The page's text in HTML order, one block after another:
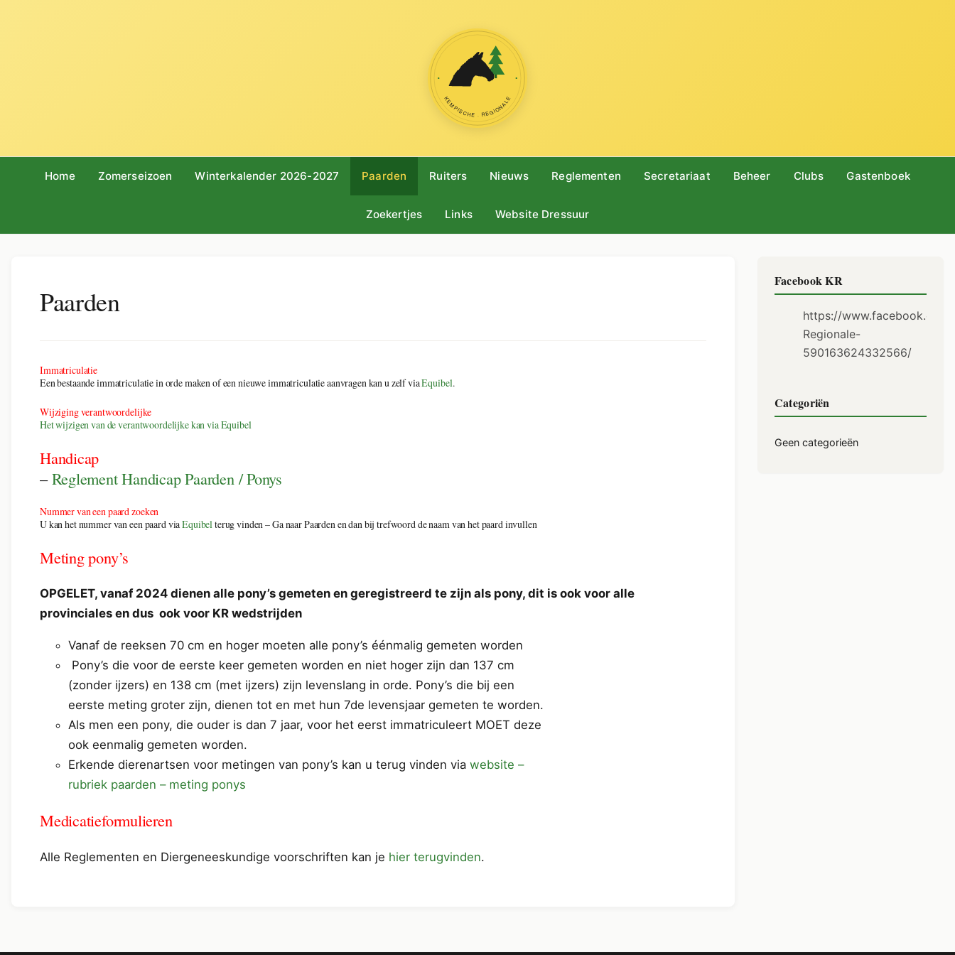
Home Zomerseizoen Winterkalender 2026-2027 Paarden Ruiters Nieuws Reglementen Secretariaat Beheer Clubs Gastenboek
Zoekertjes Links Website Dressuur
Paarden
Immatriculatie
Een bestaande immatriculatie in orde maken of een nieuwe immatriculatie aanvragen kan u zelf viaEquibel.
Wijziging verantwoordelijke
Het wijzigen van de verantwoordelijke kan via Equibel
Handicap
–Reglement Handicap Paarden / Ponys
Nummer van een paard zoeken
U kan het nummer van een paard viaEquibel terug vinden – Ga naar Paarden en dan bij trefwoord de naam van het paard invullen
Meting pony’s
OPGELET, vanaf 2024 dienen alle pony’s gemeten en geregistreerd te zijn als pony, dit is ook voor alle
provinciales en dus ook voor KR wedstrijden
Vanaf de reeksen 70 cm en hoger moeten alle pony’s éénmalig gemeten worden
Pony’s die voor de eerste keer gemeten worden en niet hoger zijn dan 137 cm
(zonder ijzers) en 138 cm (met ijzers) zijn levenslang in orde. Pony’s die bij een
eerste meting groter zijn, dienen tot en met hun 7de levensjaar gemeten te worden.
Als men een pony, die ouder is dan 7 jaar, voor het eerst immatriculeert MOET deze
ook eenmalig gemeten worden.
Erkende dierenartsen voor metingen van pony’s kan u terug vinden via website –
rubriek paarden – meting ponys
Medicatieformulieren
Alle Reglementen en Diergeneeskundige voorschriften kan je hier terugvinden.
Facebook KR
https://www.facebook.com/
Regionale-
590163624332566/
Categoriën
Geen categorieën